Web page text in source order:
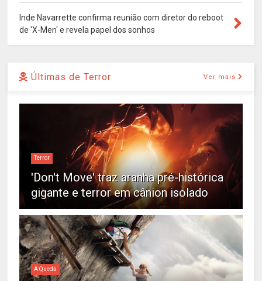
Inde Navarrette confirma reunião com diretor do reboot
de 'X-Men' e revela papel dos sonhos
Últimas de Terror Ver mais
Terror
'Don't Move' traz aranha pré-histórica
gigante e terror em cânion isolado
A Queda